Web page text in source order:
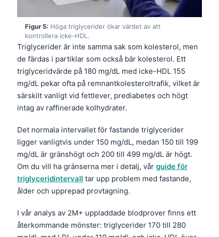
Figur 5: Höga triglycerider ökar värdet av att
kontrollera icke-HDL.
Triglycerider är inte samma sak som kolesterol, men
de färdas i partiklar som också bär kolesterol. Ett
triglyceridvärde på 180 mg/dL med icke-HDL 155
mg/dL pekar ofta på remnantkolesteroltrafik, vilket är
särskilt vanligt vid fettlever, prediabetes och högt
intag av raffinerade kolhydrater.
Det normala intervallet för fastande triglycerider
ligger vanligtvis under 150 mg/dL, medan 150 till 199
mg/dL är gränshögt och 200 till 499 mg/dL är högt.
Om du vill ha gränserna mer i detalj, vår guide för
triglyceridintervall tar upp problem med fastande,
ålder och upprepad provtagning.
I vår analys av 2M+ uppladdade blodprover finns ett
återkommande mönster: triglycerider 170 till 280